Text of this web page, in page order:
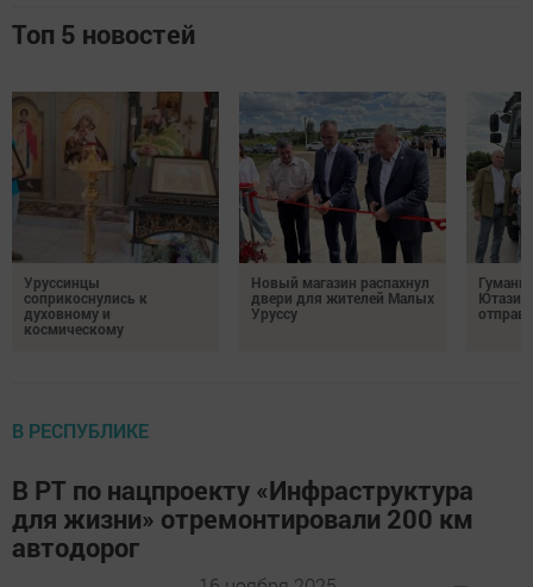
Топ 5 новостей
Уруссинцы
соприкоснулись к
духовному и
космическому
Новый магазин распахнул
двери для жителей Малых
Уруссу
В РЕСПУБЛИКЕ
В РТ по нацпроекту «Инфраструктура
для жизни» отремонтировали 200 км
автодорог